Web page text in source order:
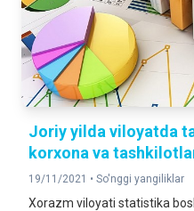
Joriy yilda viloyatda
korxona va
19/11/2021 • So'nggi yangiliklar
Xorazm viloyati statistika